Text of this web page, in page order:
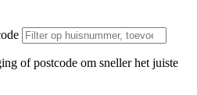
of postcode om sneller het juiste